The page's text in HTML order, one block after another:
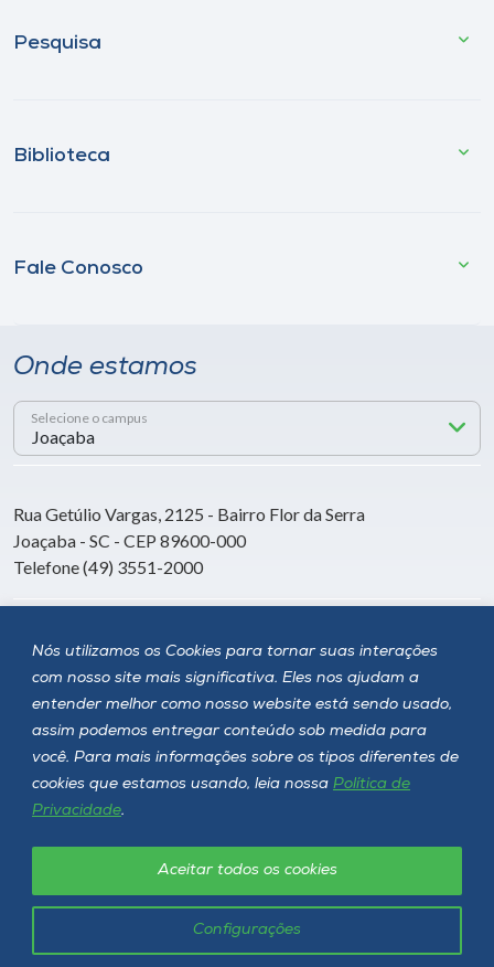
Nós utilizamos os Cookies para tornar suas interações
com nosso site mais significativa. Eles nos ajudam a
entender melhor como nosso website está sendo usado,
assim podemos entregar conteúdo sob medida para
você. Para mais informações sobre os tipos diferentes de
cookies que estamos usando, leia nossa Política de
Privacidade.
Configurações
Aceitar todos os cookies
Pesquisa
Biblioteca
Fale Conosco
Onde estamos
Selecione o campus
Rua Getúlio Vargas, 2125 - Bairro Flor da Serra
Joaçaba - SC - CEP 89600-000
Telefone (49) 3551-2000
Siga a Unoesc
Unoesc © 2026 - Todos os direitos reservados
Política de privacidade LGPD